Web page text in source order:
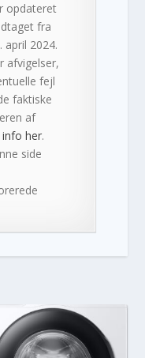
opdateret
fra
april 2024.
afvigelser,
fejl
faktiske
af
info her.
side